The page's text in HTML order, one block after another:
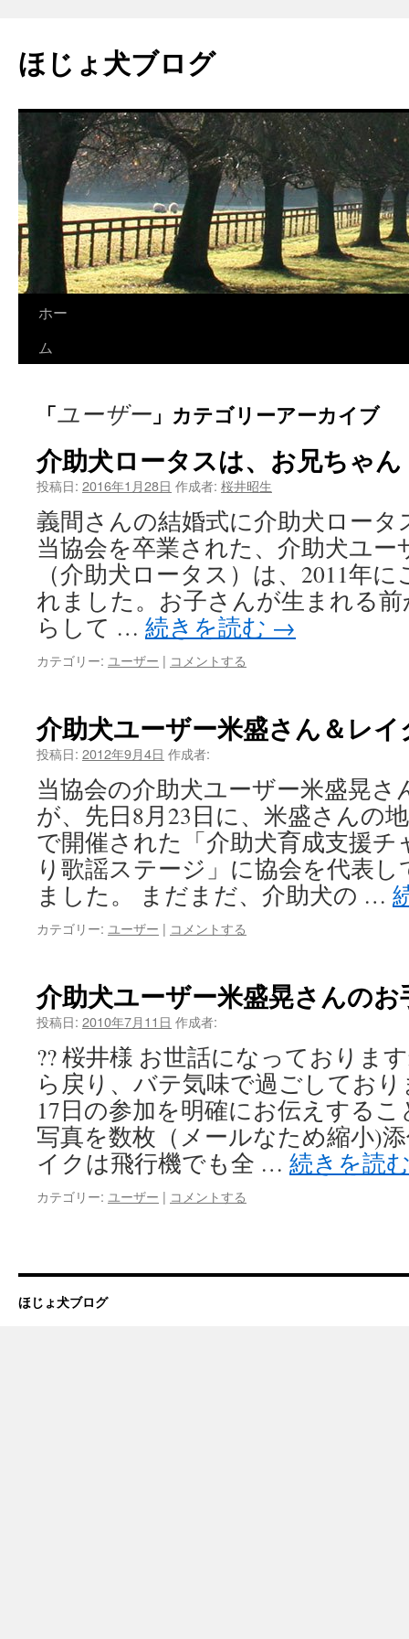
テ
ン
へ
ス
キ
ッ
プ
ほじょ犬ブログ
ホー
ム
「ユーザー 」カテゴリーアーカイブ
介助犬ロータスは、お兄ちゃん
投稿日: 2016年1月28日 作成者: 桜井昭生
義間さんの結婚式に介助犬ロー
当協会を卒業された、介助犬ユー
（介助犬ロータス）は、2011年
れました。お子さんが生まれる
らして … 続きを読む →
カテゴリー: ユーザー | コメントする
介助犬ユーザー米盛さん＆レ
投稿日: 2012年9月4日 作成者:
当協会の介助犬ユーザー米盛晃さ
が、先日8月23日に、米盛さんの
で開催された「介助犬育成支援
り歌謡ステージ」に協会を代表
ました。 まだまだ、介助犬の …
カテゴリー: ユーザー | コメントする
介助犬ユーザー米盛晃さんのお
投稿日: 2010年7月11日 作成者:
?? 桜井様 お世話になっておりま
ら戻り、バテ気味で過ごしてお
17日の参加を明確にお伝えする
写真を数枚（メールなため縮小)
イクは飛行機でも全 … 続きを読
カテゴリー: ユーザー | コメントする
ほじょ犬ブログ